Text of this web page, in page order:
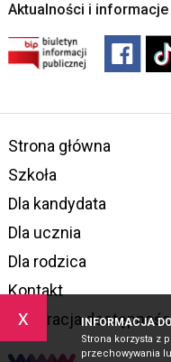
x INFORMACJA
Strona korzysta z
przechowywania
Aktualności i informacje
Strona główna
Szkoła
Dla kandydata
Dla ucznia
Dla rodzica
Kontakt
Deklaracja